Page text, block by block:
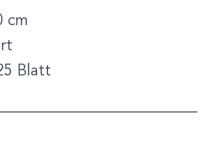
cm
Blatt